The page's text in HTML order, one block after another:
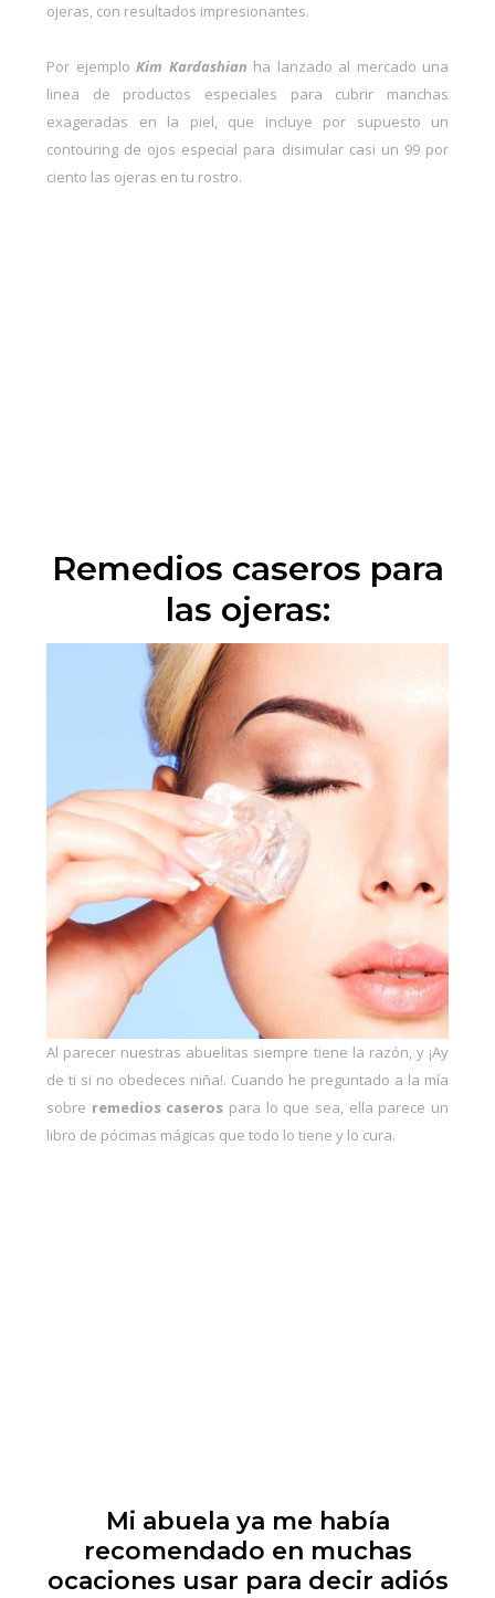
ojeras, con resultados impresionantes.
Por ejemplo Kim Kardashian ha lanzado al mercado una
linea de productos especiales para cubrir manchas
exageradas en la piel, que incluye por supuesto un
contouring de ojos especial para disimular casi un 99 por
ciento las ojeras en tu rostro.
Remedios caseros para
las ojeras:
Al parecer nuestras abuelitas siempre tiene la razón, y ¡Ay
de ti si no obedeces niña!. Cuando he preguntado a la mía
sobre remedios caseros para lo que sea, ella parece un
libro de pócimas mágicas que todo lo tiene y lo cura.
Mi abuela ya me había
recomendado en muchas
ocaciones usar para decir adiós